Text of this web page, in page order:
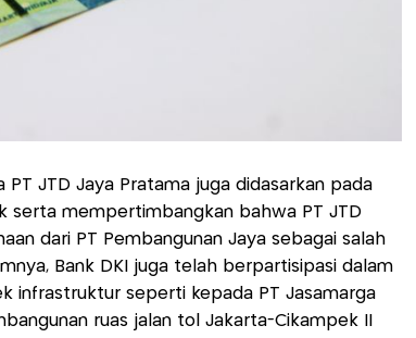
JTD Jaya Pratama juga didasarkan pada
serta mempertimbangkan bahwa PT JTD
dari PT Pembangunan Jaya sebagai salah
Bank DKI juga telah berpartisipasi dalam
infrastruktur seperti kepada PT Jasamarga
ruas jalan tol Jakarta-Cikampek II